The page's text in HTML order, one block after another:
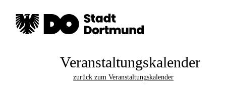
Veranstaltungskalender
zurück zum Veranstaltungskalender